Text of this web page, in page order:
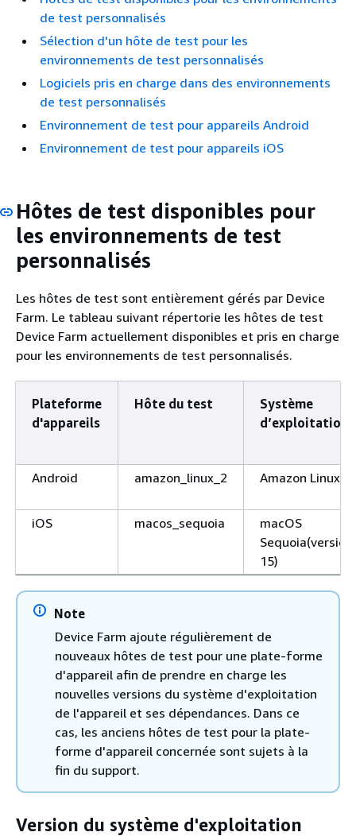
de test personnalisés
Sélection d'un hôte de test pour les
environnements de test personnalisés
Logiciels pris en charge dans des environnements
de test personnalisés
Environnement de test pour appareils Android
Environnement de test pour appareils iOS
Hôtes de test disponibles pour
les environnements de test
personnalisés
Les hôtes de test sont entièrement gérés par Device
Farm. Le tableau suivant répertorie les hôtes de test
Device Farm actuellement disponibles et pris en charge
pour les environnements de test personnalisés.
Plateforme
d'appareils
Hôte du test
Système
d’exploitation
Android amazon_linux_2 Amazon Linux 2
iOS macos_sequoia
macOS
Sequoia(version
15)
Note
Device Farm ajoute régulièrement de
nouveaux hôtes de test pour une plate-forme
d'appareil afin de prendre en charge les
nouvelles versions du système d'exploitation
de l'appareil et ses dépendances. Dans ce
cas, les anciens hôtes de test pour la plate-
forme d'appareil concernée sont sujets à la
fin du support.
Version du système d'exploitation